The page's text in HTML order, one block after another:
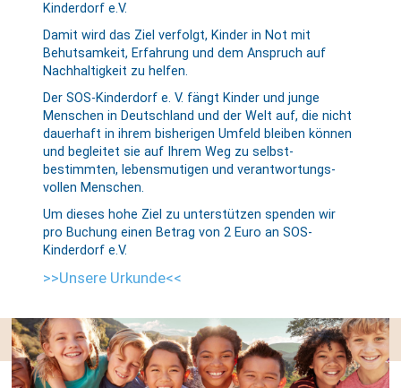
Kinderdorf e.V.
Damit wird das Ziel verfolgt, Kinder in Not mit
Behutsamkeit, Erfahrung und dem Anspruch auf
Nachhaltigkeit zu helfen.
Der SOS-Kinderdorf e. V. fängt Kinder und junge
Menschen in Deutschland und der Welt auf, die nicht
dauerhaft in ihrem bisherigen Umfeld bleiben können
und be­gleitet sie auf Ihrem Weg zu selbst­
bestimmten, lebens­mutigen und ver­antwortungs­
vollen Menschen.
Um dieses hohe Ziel zu unterstützen spenden wir
pro Buchung einen Betrag von 2 Euro an SOS-
Kinderdorf e.V.
>>Unsere Urkunde<<